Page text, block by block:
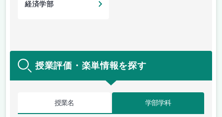
経済学部
授業評価・楽単情報を探す
授業名 学部学科